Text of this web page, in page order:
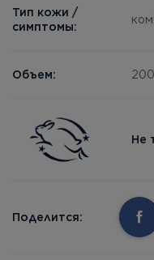
Тип кожи /
симптомы:
Объем:
Не
Поделится: